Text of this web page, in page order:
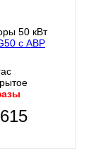
50 кВт
с АВР